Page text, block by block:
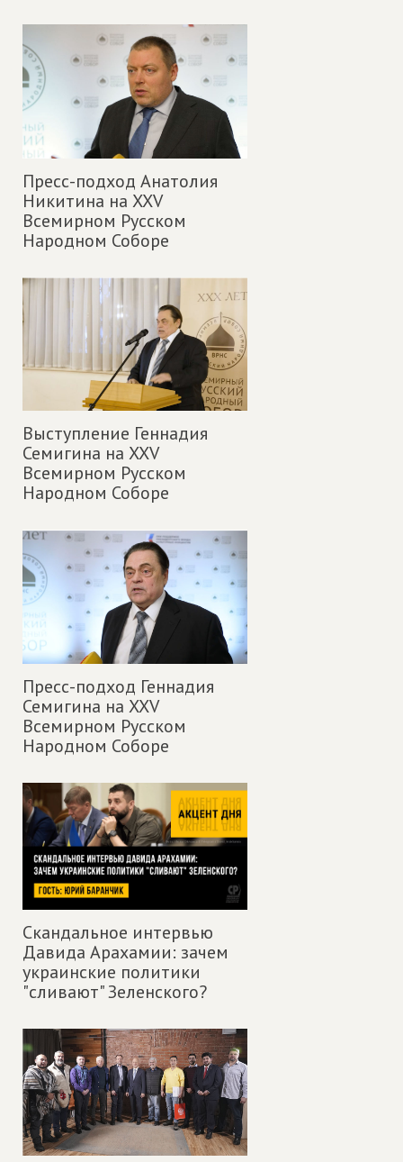
Пресс-подход Анатолия
Никитина на XXV
Всемирном Русском
Народном Соборе
Выступление Геннадия
Семигина на XXV
Всемирном Русском
Народном Соборе
Пресс-подход Геннадия
Семигина на XXV
Всемирном Русском
Народном Соборе
Скандальное интервью
Давида Арахамии: зачем
украинские политики
"сливают" Зеленского?